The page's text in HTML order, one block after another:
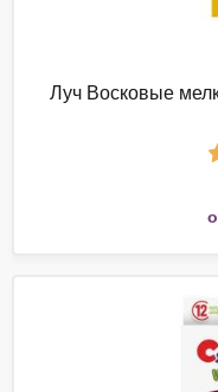
Луч Восковые